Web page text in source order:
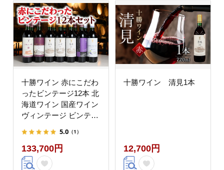
十勝ワイン 赤にこだわ
ったビンテージ12本 北
海道ワイン 国産ワイン
ヴィンテージ ビンテー
5.0 （1）
133,700円
十勝ワイン 清見1本
12,700円